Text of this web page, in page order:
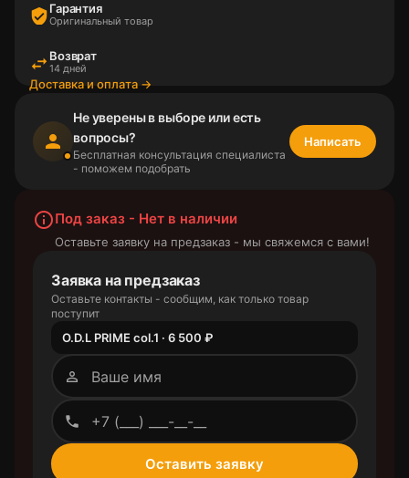
verified_userГарантия
Оригинальный товар
swap_horiz Возврат
14 дней
Доставка и оплата →
person
Не уверены в выборе или есть
вопросы?
Бесплатная консультация специалиста
- поможем подобрать
Написать
info_outlineПод заказ - Нет в наличии
Оставьте заявку на предзаказ - мы свяжемся с вами!
Заявка на предзаказ
Оставьте контакты - сообщим, как только товар
поступит
O.D.L PRIME col.1 · 6 500 ₽
person_outline
phone_outlined
Оставить заявку